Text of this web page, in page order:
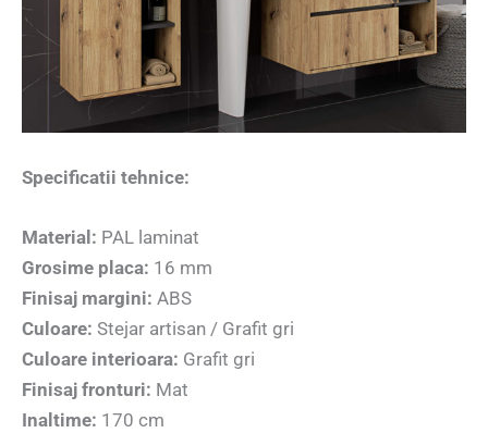
Specificatii tehnice:
Material: PAL laminat
Grosime placa: 16 mm
Finisaj margini: ABS
Culoare: Stejar artisan / Grafit gri
Culoare interioara: Grafit gri
Finisaj fronturi: Mat
Inaltime: 170 cm